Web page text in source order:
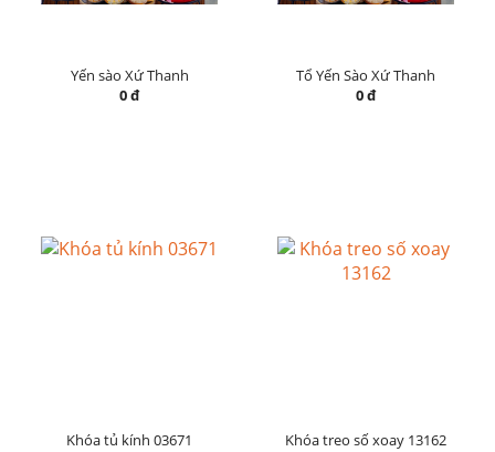
Yến sào Xứ Thanh
0 đ
Tổ Yến Sào Xứ Thanh
0 đ
Khóa tủ kính 03671
Khóa treo số xoay 13162